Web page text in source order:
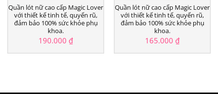
Quần lót nữ cao cấp Magic Lover
với thiết kế tinh tế, quyến rũ,
đảm bảo 100% sức khỏe phụ
khoa.
190.000 ₫
Quần lót nữ cao cấp Magic Lover
với thiết kế tinh tế, quyến rũ,
đảm bảo 100% sức khỏe phụ
khoa.
165.000 ₫